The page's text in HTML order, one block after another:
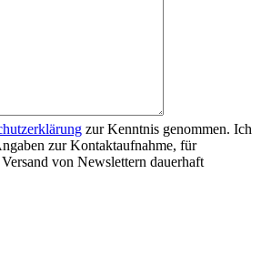
zur Kenntnis genommen. Ich
zur Kontaktaufnahme, für
von Newslettern dauerhaft